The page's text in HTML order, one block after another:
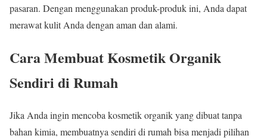
pasaran. Dengan menggunakan produk-produk ini, Anda dapat
merawat kulit Anda dengan aman dan alami.
Cara Membuat Kosmetik Organik
Sendiri di Rumah
Jika Anda ingin mencoba kosmetik organik yang dibuat tanpa
bahan kimia, membuatnya sendiri di rumah bisa menjadi pilihan